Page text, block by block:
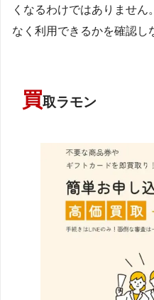
くなるわけではありませ
なく利用できるかを確認し
買取ラモン